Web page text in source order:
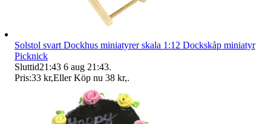
Solstol svart Dockhus miniatyrer skala 1:12 Dockskåp miniatyr
Picknick
Sluttid21:43 6 aug 21:43.
Pris:33 kr,Eller Köp nu 38 kr,.